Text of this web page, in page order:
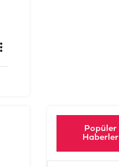
Popüler
Haberler